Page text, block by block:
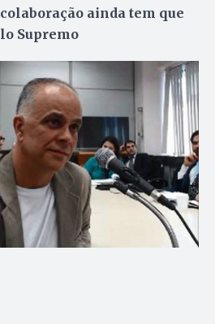
ainda tem que
Supremo